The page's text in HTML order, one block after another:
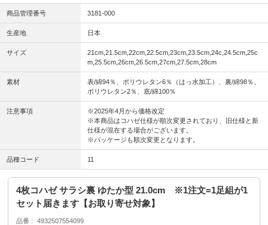
商品管理番号 3181-000
生産地 日本
サイズ
21cm,21.5cm,22cm,22.5cm,23cm,23.5cm,24c,24.5cm,25c
m,25.5cm,26cm,26.5cm,27cm,27.5cm,28cm
素材
表/綿94％、ポリウレタン6％（はっ水加工）、裏/綿98％、
ポリウレタン2％、底/綿100％
注意事項
※2025年4月から価格改定
※本商品はコハゼ仕様が順次変更されており、旧仕様と新
仕様が混在する場合がございます。
※パッケージも順次変更となります。
品種コード 11
4枚コハゼ サラシ裏 ゆたか型 21.0cm ※1注文=1足組が1
セット届きます【お取り寄せ対象】
品番
4932507554099